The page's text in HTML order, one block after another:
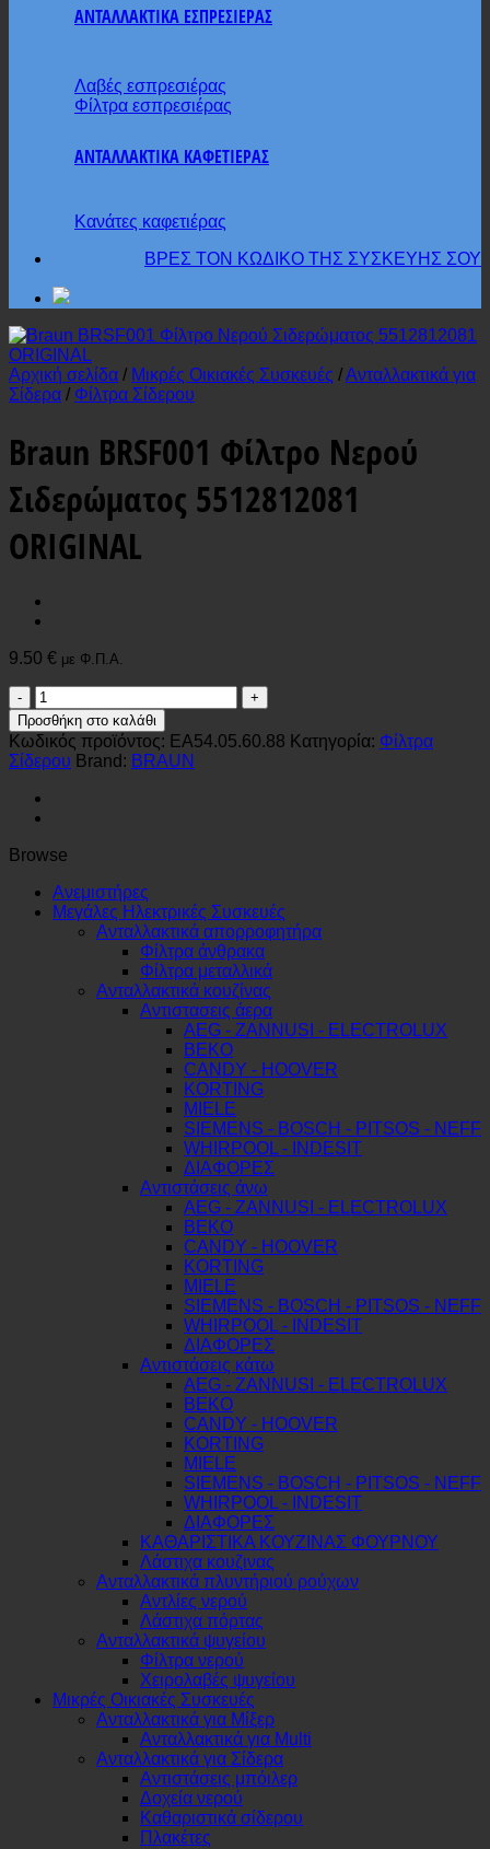
ΑΝΤΑΛΛΑΚΤΙΚΑ ΕΣΠΡΕΣΙΕΡΑΣ
Λαβές εσπρεσιέρας
Φίλτρα εσπρεσιέρας
ΑΝΤΑΛΛΑΚΤΙΚΑ ΚΑΦΕΤΙΕΡΑΣ
Κανάτες καφετιέρας
ΒΡΕΣ ΤΟΝ ΚΩΔΙΚΟ ΤΗΣ ΣΥΣΚΕΥΗΣ ΣΟΥ
Αρχική σελίδα / Μικρές Οικιακές Συσκευές /Ανταλλακτικά για
Σίδερα / Φίλτρα Σίδερου
Braun BRSF001 Φίλτρο Νερού
Σιδερώματος 5512812081
ORIGINAL
9.50 € με Φ.Π.Α.
Braun
BRSF001
Φίλτρο
Νερού
Σιδερώματος
5512812081
ORIGINAL
Προσθήκη στο καλάθι
Κωδικός προϊόντος: EA54.05.60.88 Κατηγορία: Φίλτρα
Σίδερου Brand: BRAUN
Browse
Ανεμιστήρες
Μεγάλες Ηλεκτρικές Συσκευές
Ανταλλακτικά απορροφητήρα
Φίλτρα άνθρακα
Φίλτρα μεταλλικά
Ανταλλακτικά κουζίνας
Αντιστασεις άερα
AEG - ZANNUSI - ELECTROLUX
BEKO
CANDY - HOOVER
KORTING
MIELE
SIEMENS - BOSCH - PITSOS - NEFF
WHIRPOOL - INDESIT
ΔΙΑΦΟΡΕΣ
Αντιστάσεις άνω
AEG - ZANNUSI - ELECTROLUX
BEKO
CANDY - HOOVER
KORTING
MIELE
SIEMENS - BOSCH - PITSOS - NEFF
WHIRPOOL - INDESIT
ΔΙΑΦΟΡΕΣ
Αντιστάσεις κάτω
AEG - ZANNUSI - ELECTROLUX
BEKO
CANDY - HOOVER
KORTING
MIELE
SIEMENS - BOSCH - PITSOS - NEFF
WHIRPOOL - INDESIT
ΔΙΑΦΟΡΕΣ
ΚΑΘΑΡΙΣΤΙΚΑ ΚΟΥΖΙΝΑΣ ΦΟΥΡΝΟΥ
Λάστιχα κουζινας
Ανταλλακτικά πλυντήριού ρούχων
Αντλίες νερού
Λάστιχα πόρτας
Ανταλλακτικά ψυγείου
Φίλτρα νερού
Χειρολαβές ψυγείου
Μικρές Οικιακές Συσκευές
Ανταλλακτικά για Μίξερ
Ανταλλακτικά για Multi
Ανταλλακτικά για Σίδερα
Αντιστάσεις μπόιλερ
Δοχεία νερού
Καθαριστικά σίδερου
Πλακέτες